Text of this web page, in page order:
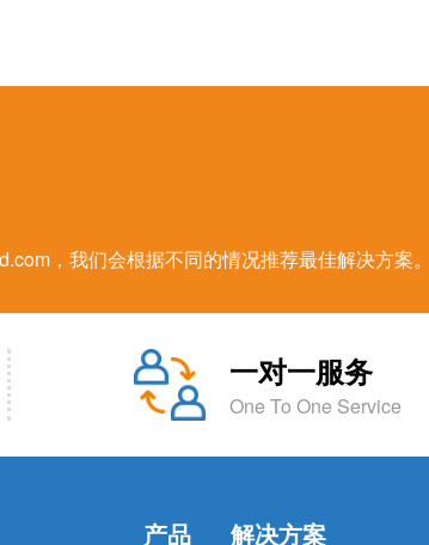
，我们会根据不同的情况推荐最佳解决方案。
一对一服务
One To One Service
产品 解决方案